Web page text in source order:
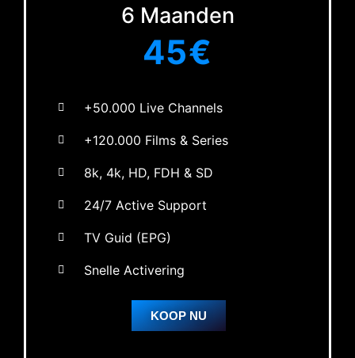
6 Maanden
45€
+50.000 Live Channels
+120.000 Films & Series
8k, 4k, HD, FDH & SD
24/7 Active Support
TV Guid (EPG)
Snelle Activering
KOOP NU